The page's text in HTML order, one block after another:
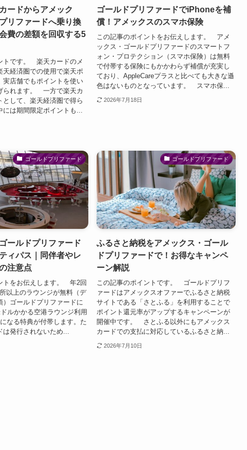
ードからアメック
リファードへ乗り換
費の差額を回収する5
トです。 楽天カードのメ
天経済圏での使用で楽天ポ
実店舗でもポイントを使い
られます。 一方で楽天カ
として、楽天経済圏で得ら
は期間限定ポイントも...
ゴールドプリファードでiPhoneを補
償！アメックスのスマホ保険
この記事のポイントをお伝えします。 アメ
ックス・ゴールドプリファードのスマートフ
ォン・プロテクション（スマホ保険）は無料
で付帯する保険にもかかわらず補償が充実し
ており、AppleCareプラスと比べても大きな遜
色はないものとなっています。 スマホ保...
2026年7月18日
ゴールドプリファード
ールドプリファード
ィパス｜同伴者やレ
注意点
トをお伝えします。 年2回
以上のラウンジが無料（デ
）ゴールドプリファードに
ルかかる空港ラウンジ利用
なる特典が付帯します。た
発行されないため...
ゴールドプリファード
ふるさと納税をアメックス・ゴール
ドプリファードで！お得なキャンペ
ーン解説
この記事のポイントです。 ゴールドプリフ
ァードはアメックスオファーでふるさと納税
サイトである「さとふる」を利用することで
ポイント還元率がアップするキャンペーンが
開催中です。 さとふる以外にもアメックス
カードでの支払に対応しているふるさと納...
2026年7月10日